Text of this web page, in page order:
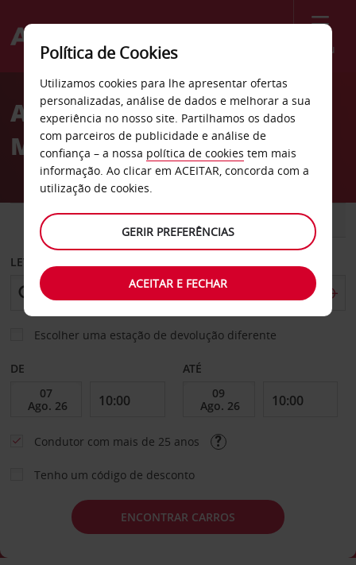
Menu
Welcome
AvisAluguer de carros Santa
Maria
CARRO COMERCIAIS
LEVANTAR EM
Escolher uma estação de devolução diferente
DE ATÉ
Condutor com mais de 25 anos
Tenho um código de desconto
ENCONTRAR CARROS
Política de Cookies
Utilizamos cookies para lhe apresentar ofertas
personalizadas, análise de dados e melhorar a sua
experiência no nosso site. Partilhamos os dados
com parceiros de publicidade e análise de
confiança – a nossa política de cookies tem mais
informação. Ao clicar em ACEITAR, concorda com a
utilização de cookies.
GERIR PREFERÊNCIAS
ACEITAR E FECHAR